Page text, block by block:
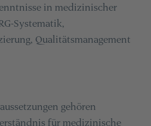
in medizinischer
Systematik,
Qualitätsmanagement
gehören
für medizinische